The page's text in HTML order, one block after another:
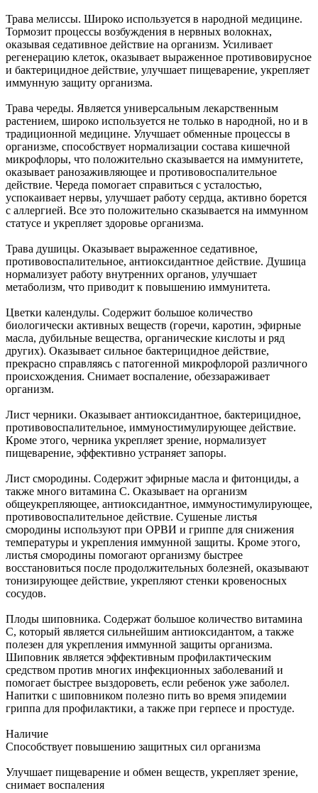
Трава мелиссы. Широко используется в народной медицине.
Тормозит процессы возбуждения в нервных волокнах,
оказывая седативное действие на организм. Усиливает
регенерацию клеток, оказывает выраженное противовирусное
и бактерицидное действие, улучшает пищеварение, укрепляет
иммунную защиту организма.
Трава череды. Является универсальным лекарственным
растением, широко используется не только в народной, но и в
традиционной медицине. Улучшает обменные процессы в
организме, способствует нормализации состава кишечной
микрофлоры, что положительно сказывается на иммунитете,
оказывает ранозаживляющее и противовоспалительное
действие. Череда помогает справиться с усталостью,
успокаивает нервы, улучшает работу сердца, активно борется
с аллергией. Все это положительно сказывается на иммунном
статусе и укрепляет здоровье организма.
Трава душицы. Оказывает выраженное седативное,
противовоспалительное, антиоксидантное действие. Душица
нормализует работу внутренних органов, улучшает
метаболизм, что приводит к повышению иммунитета.
Цветки календулы. Содержит большое количество
биологически активных веществ (горечи, каротин, эфирные
масла, дубильные вещества, органические кислоты и ряд
других). Оказывает сильное бактерицидное действие,
прекрасно справляясь с патогенной микрофлорой различного
происхождения. Снимает воспаление, обеззараживает
организм.
Лист черники. Оказывает антиоксидантное, бактерицидное,
противовоспалительное, иммуностимулирующее действие.
Кроме этого, черника укрепляет зрение, нормализует
пищеварение, эффективно устраняет запоры.
Лист смородины. Содержит эфирные масла и фитонциды, а
также много витамина С. Оказывает на организм
общеукрепляющее, антиоксидантное, иммуностимулирующее,
противовоспалительное действие. Сушеные листья
смородины используют при ОРВИ и гриппе для снижения
температуры и укрепления иммунной защиты. Кроме этого,
листья смородины помогают организму быстрее
восстановиться после продолжительных болезней, оказывают
тонизирующее действие, укрепляют стенки кровеносных
сосудов.
Плоды шиповника. Содержат большое количество витамина
С, который является сильнейшим антиоксидантом, а также
полезен для укрепления иммунной защиты организма.
Шиповник является эффективным профилактическим
средством против многих инфекционных заболеваний и
помогает быстрее выздороветь, если ребенок уже заболел.
Напитки с шиповником полезно пить во время эпидемии
гриппа для профилактики, а также при герпесе и простуде.
Наличие
Способствует повышению защитных сил организма
Улучшает пищеварение и обмен веществ, укрепляет зрение,
снимает воспаления